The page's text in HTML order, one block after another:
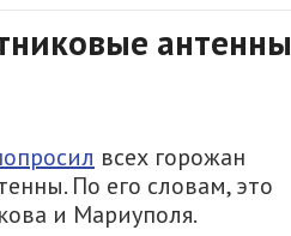
антенны
всех горожан
По его словам, это
и Мариуполя.